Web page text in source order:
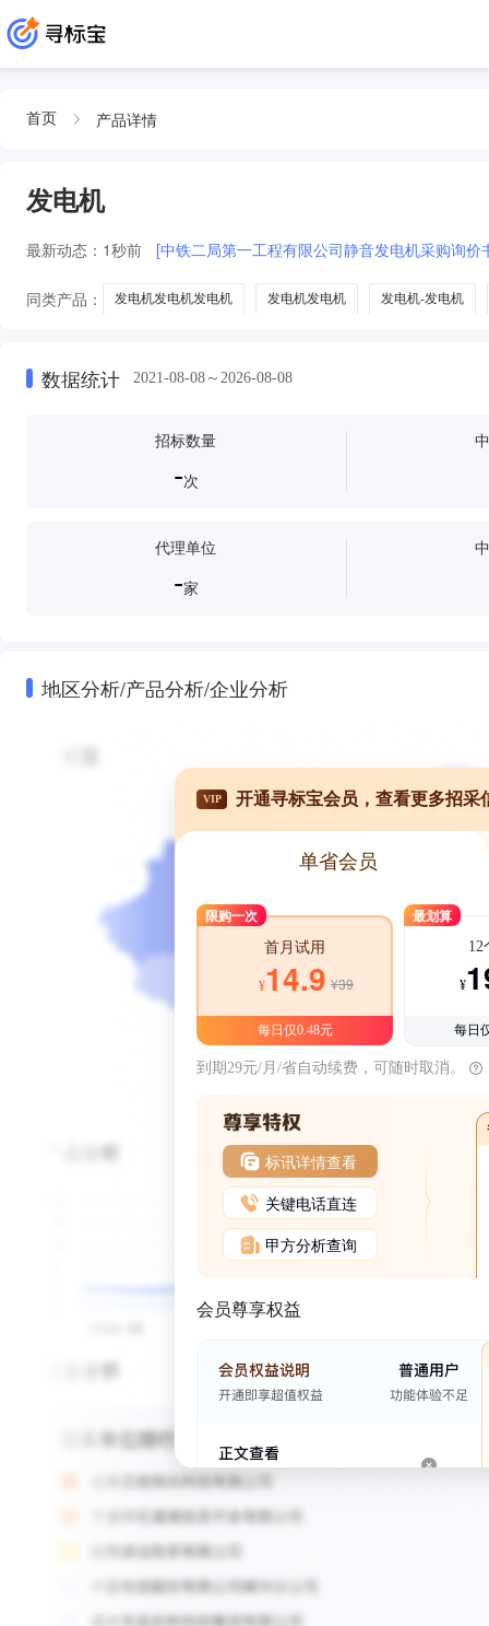
首页 产品详情
发电机
最新动态： 1秒前 [中铁二局第一工程有限公司静音发电机采购询价
同类产品： 发电机发电机发电机 发电机发电机 发电机-发电机
数据统计 2021-08-08～2026-08-08
招标数量
-次
代理单位
-家
地区分析/产品分析/企业分析
VIP 开通寻标宝会员，查看更多招采
单省会员
限购一次
首月试用
¥14.9 ¥39
每日仅0.48元
最划算
12
¥
每日
到期29元/月/省自动续费，可随时取消。
标讯详情查看
关键电话直连
甲方分析查询
会员尊享权益